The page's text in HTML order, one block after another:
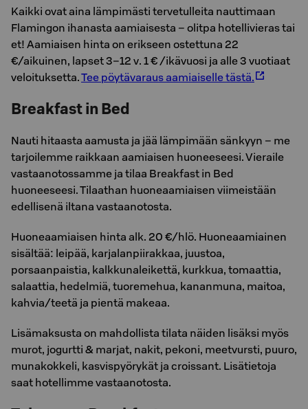
Kaikki ovat aina lämpimästi tervetulleita nauttimaan
Flamingon ihanasta aamiaisesta – olitpa hotellivieras tai
et! Aamiaisen hinta on erikseen ostettuna 22
€/aikuinen, lapset 3–12 v. 1 € /ikävuosi ja alle 3 vuotiaat
veloituksetta.Tee pöytävaraus aamiaiselle tästä.
Breakfast in Bed
Nauti hitaasta aamusta ja jää lämpimään sänkyyn – me
tarjoilemme raikkaan aamiaisen huoneeseesi. Vieraile
vastaanotossamme ja tilaa Breakfast in Bed
huoneeseesi. Tilaathan huoneaamiaisen viimeistään
edellisenä iltana vastaanotosta.
Huoneaamiaisen hinta alk. 20 €/hlö. Huoneaamiainen
sisältää: leipää, karjalanpiirakkaa, juustoa,
porsaanpaistia, kalkkunaleikettä, kurkkua, tomaattia,
salaattia, hedelmiä, tuoremehua, kananmuna, maitoa,
kahvia/teetä ja pientä makeaa.
Lisämaksusta on mahdollista tilata näiden lisäksi myös
murot, jogurtti & marjat, nakit, pekoni, meetvursti, puuro,
munakokkeli, kasvispyörykät ja croissant. Lisätietoja
saat hotellimme vastaanotosta.